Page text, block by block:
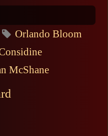
Orlando Bloom
McShane